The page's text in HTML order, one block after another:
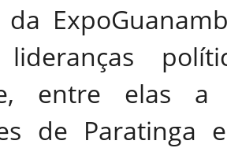
lideranças
entre elas
de Paratinga